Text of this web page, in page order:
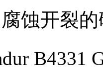
蚀开裂
B4331